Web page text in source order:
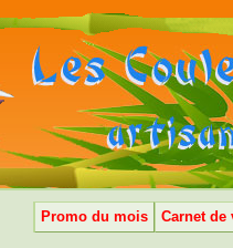
Promo du mois Carnet de